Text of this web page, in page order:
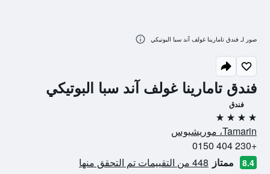
فندق تامارينا غولف آند سبا البوتيكي
فندق
4 نجوم
Tamarin، موريشيوس
+230 404 0150
8.4 ممتاز 448 من التقييمات تم التحقق منها
صور لـ فندق تامارينا غولف آند سبا البوتيكي